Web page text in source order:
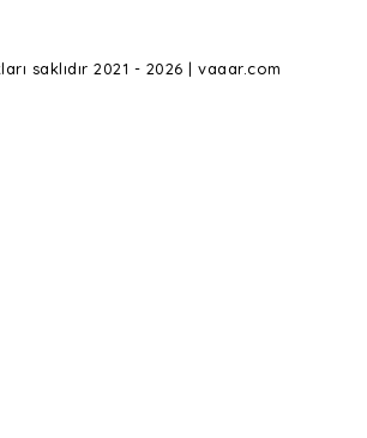
saklıdır 2021 - 2026 | vaaar.com